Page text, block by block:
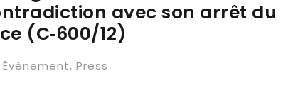
avec son arrêt du
(C‑600/12)
Évènement, Press